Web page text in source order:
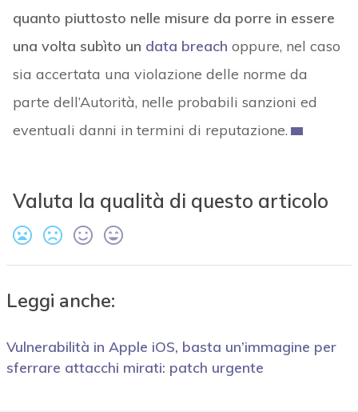
quanto piuttosto nelle misure da porre in essere
una volta subìto un data breach oppure, nel caso
sia accertata una violazione delle norme da
parte dell’Autorità, nelle probabili sanzioni ed
eventuali danni in termini di reputazione.
Valuta la qualità di questo articolo
Leggi anche:
Vulnerabilità in Apple iOS, basta un’immagine per
sferrare attacchi mirati: patch urgente